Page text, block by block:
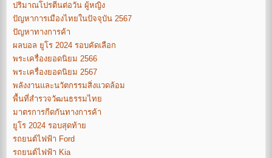
ปริมาณโปรตีนต่อวัน ผู้หญิง
ปัญหาการเมืองไทยในปัจจุบัน 2567
ปัญหาทางการค้า
ผลบอล ยูโร 2024 รอบคัดเลือก
พระเครื่องยอดนิยม 2566
พระเครื่องยอดนิยม 2567
พลังงานและนวัตกรรมสิ่งแวดล้อม
พื้นที่สำรวจวัฒนธรรมไทย
มาตรการกีดกันทางการค้า
ยูโร 2024 รอบสุดท้าย
รถยนต์ไฟฟ้า Ford
รถยนต์ไฟฟ้า Kia